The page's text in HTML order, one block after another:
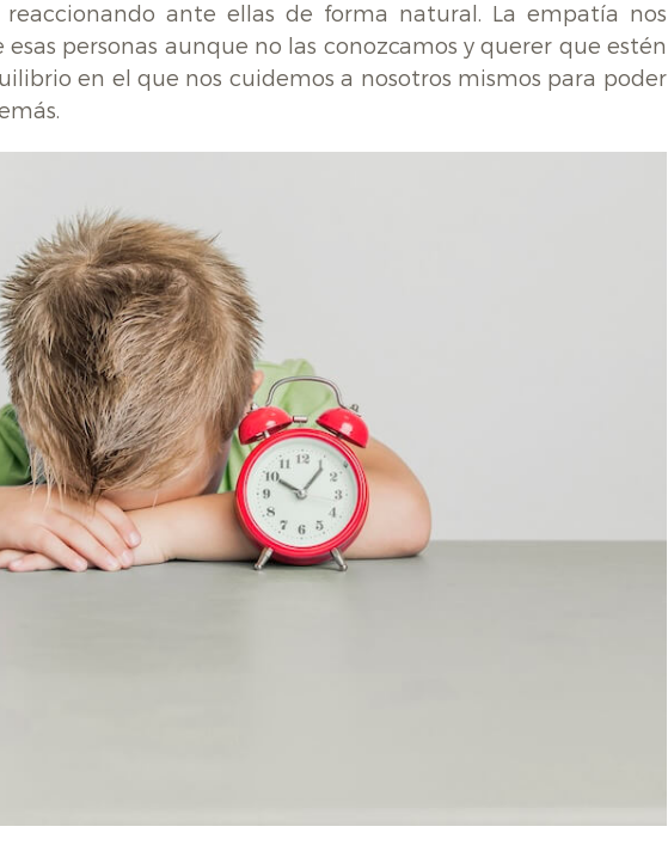
reaccionando ante ellas de forma natural. La empatía nos
personas aunque no las conozcamos y querer que estén
en el que nos cuidemos a nosotros mismos para poder